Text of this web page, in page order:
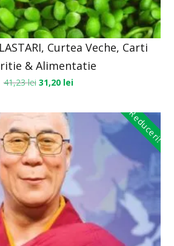
Curtea Veche, Carti
& Alimentatie
41,23lei 31,20 lei
Reduceri!